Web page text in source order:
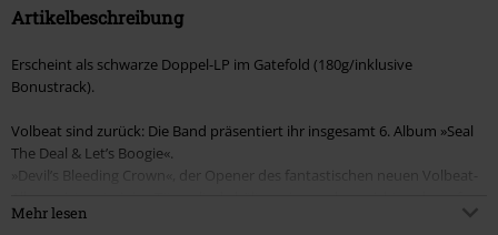
Artikelbeschreibung
Erscheint als schwarze Doppel-LP im Gatefold (180g/inklusive
Bonustrack).
Volbeat sind zurück: Die Band präsentiert ihr insgesamt 6. Album »Seal
The Deal & Let’s Boogie«.
»Devil’s Bleeding Crown«, der Opener des fantastischen neuen Volbeat-
dem Stuhl: diese bedrohlich fauchenden Gitarren, das stakkatohaft
Mehr lesen